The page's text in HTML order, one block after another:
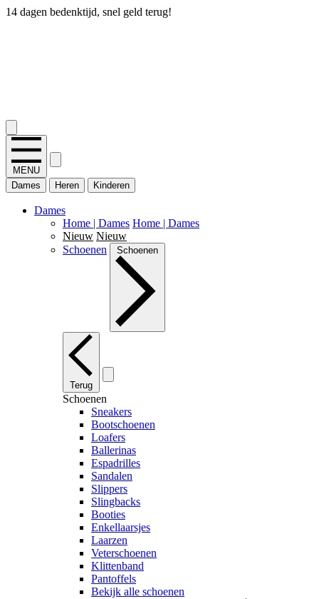
14 dagen bedenktijd, snel geld terug!
MENU
Dames
Heren Kinderen
Dames
Home | Dames Home | Dames
Nieuw Nieuw
Schoenen
Schoenen
Terug
Schoenen
Sneakers
Bootschoenen
Loafers
Ballerinas
Espadrilles
Sandalen
Slippers
Slingbacks
Booties
Enkellaarsjes
Laarzen
Veterschoenen
Klittenband
Pantoffels
Bekijk alle schoenen